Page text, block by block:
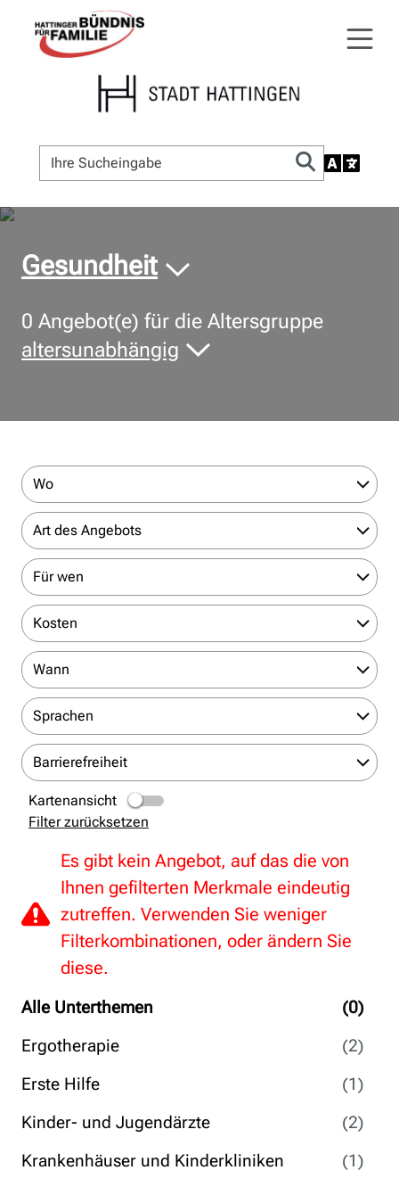
© Bildnachweis
Gesundheit
0 Angebot(e) für die Altersgruppe
altersunabhängig
Alle Unterthemen
(0)
Ergotherapie
(2)
Erste Hilfe
(1)
Kinder- und Jugendärzte
(2)
Krankenhäuser und Kinderkliniken
(1)
Wo
Art des Angebots
Für wen
Kosten
Wann
Sprachen
Barrierefreiheit
Kartenansicht
Filter zurücksetzen
Es gibt kein Angebot, auf das die von
Ihnen gefilterten Merkmale eindeutig
zutreffen. Verwenden Sie weniger
Filterkombinationen, oder ändern Sie
diese.